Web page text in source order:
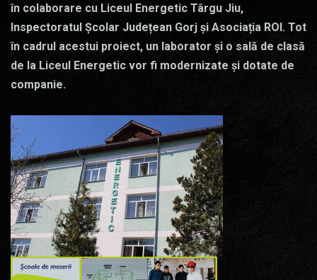
în colaborare cu Liceul Energetic Târgu Jiu,
Inspectoratul Școlar Județean Gorj și Asociația ROI. Tot
în cadrul acestui proiect, un laborator și o sală de clasă
de la Liceul Energetic vor fi modernizate și dotate de
companie.